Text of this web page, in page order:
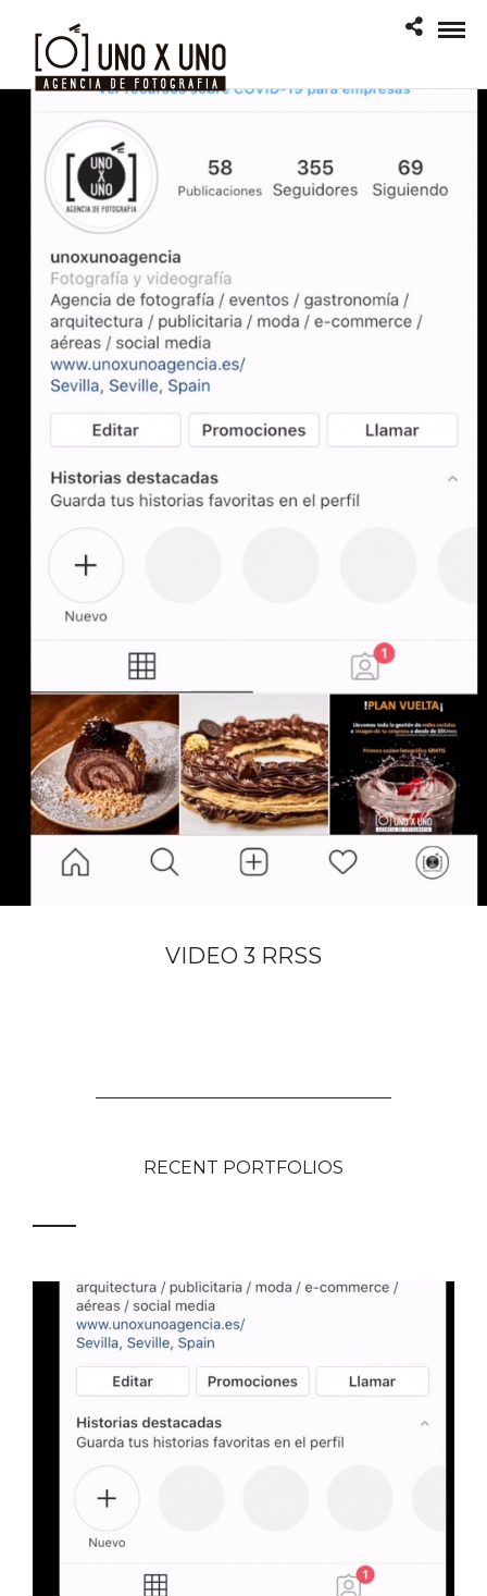
VIDEO 3 RRSS
RECENT PORTFOLIOS